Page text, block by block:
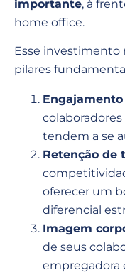
importante, à
home office.
Esse
pilares
tendem a se
Retenção de
oferecer um
diferencial
Imagem
de seus
empregadora